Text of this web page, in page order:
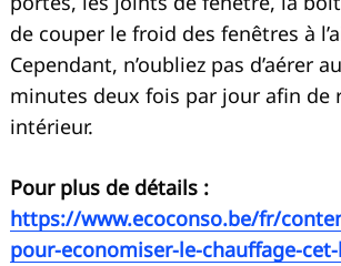
de couper le froid des fenêtres à
Cependant, n’oubliez pas d’aérer
minutes deux fois par jour afin de
intérieur.
Pour plus de détails :
https://www.ecoconso.be/fr/
pour-economiser-le-chauffage-